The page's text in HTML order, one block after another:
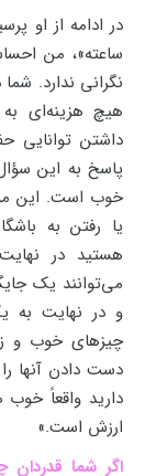
ساعته»، من
نگرانی ندارد.
هیچ هزینه‌ای به
داشتن
پاسخ به این
خوب است. این
یا رفتن به
هستید در
می‌توانند یک
و در نهایت به
چیزهای خوب و
دست دادن آنها
دارید واقعاً خوب
ارزش است.»
اگر شما